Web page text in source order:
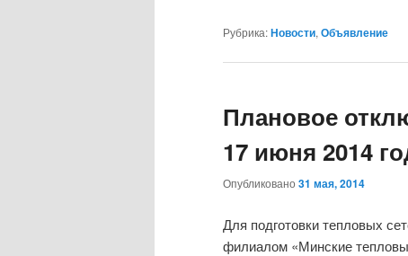
Рубрика:Новости, Объявление
Плановое
17 июня 2014
Опубликовано 31 мая, 2014
Для подготовки тепловых
филиалом «Минские